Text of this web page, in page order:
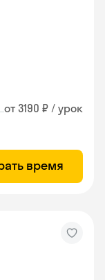
от 3190 ₽ / урок
время